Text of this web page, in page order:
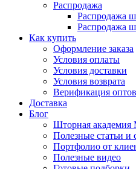
Распродажа
Распродажа
Распродажа
Как купить
Оформление заказа
Условия оплаты
Условия доставки
Условия возврата
Верификация
Доставка
Блог
Шторная академия
Полезные статьи и
Портфолио от
Полезные видео